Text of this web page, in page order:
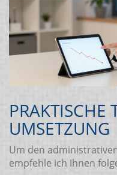
PRAKTISCHE
UMSETZUNG
Um den
empfehle ich Ihnen